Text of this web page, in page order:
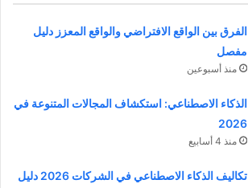
الفرق بين الواقع الافتراضي والواقع المعزز دليل
مفصل
منذ أسبوعين
الذكاء الاصطناعي: استكشاف المجالات المتنوعة في
2026
منذ 4 أسابيع
تكاليف الذكاء الاصطناعي في الشركات 2026 دليل